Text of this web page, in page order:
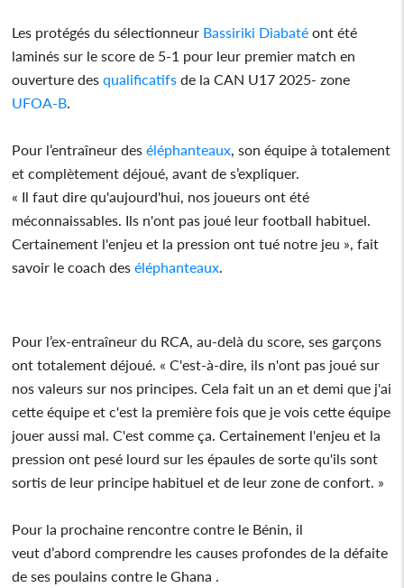
Les protégés du sélectionneur Bassiriki Diabaté ont été
laminés sur le score de 5-1 pour leur premier match en
ouverture desqualificatifs de la CAN U17 2025- zone
UFOA-B.
Pour l’entraîneur deséléphanteaux, son équipe à totalement
et complètement déjoué, avant de s’expliquer.
« Il faut dire qu'aujourd'hui, nos joueurs ont été
méconnaissables. Ils n'ont pas joué leur football habituel.
Certainement l'enjeu et la pression ont tué notre jeu », fait
savoir le coach deséléphanteaux.
Pour l’ex-entraîneur du RCA, au-delà du score, ses garçons
ont totalement déjoué. « C'est-à-dire, ils n'ont pas joué sur
nos valeurs sur nos principes. Cela fait un an et demi que j'ai
cette équipe et c'est la première fois que je vois cette équipe
jouer aussi mal. C'est comme ça. Certainement l'enjeu et la
pression ont pesé lourd sur les épaules de sorte qu'ils sont
sortis de leur principe habituel et de leur zone de confort. »
Pour la prochaine rencontre contre le Bénin, il
veut d’abord comprendre les causes profondes de la défaite
de ses poulains contre le Ghana .